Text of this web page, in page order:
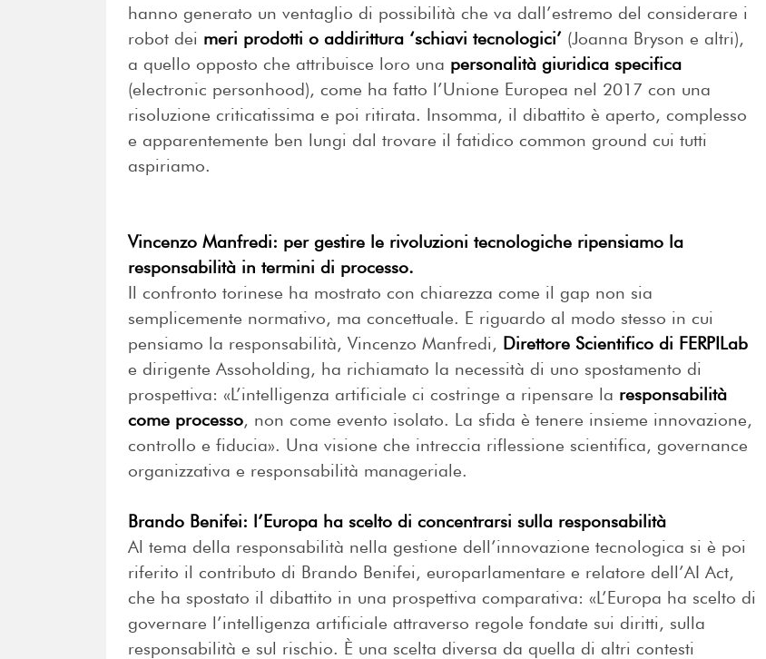
hanno generato un ventaglio di possibilità che va dall’estremo del considerare i
robot dei meri prodotti o addirittura ‘schiavi tecnologici’ (Joanna Bryson e altri),
a quello opposto che attribuisce loro una personalità giuridica specifica
(electronic personhood), come ha fatto l’Unione Europea nel 2017 con una
risoluzione criticatissima e poi ritirata. Insomma, il dibattito è aperto, complesso
e apparentemente ben lungi dal trovare il fatidico common ground cui tutti
aspiriamo.
Vincenzo Manfredi: per gestire le rivoluzioni tecnologiche ripensiamo la
responsabilità in termini di processo.
Il confronto torinese ha mostrato con chiarezza come il gap non sia
semplicemente normativo, ma concettuale. E riguardo al modo stesso in cui
pensiamo la responsabilità, Vincenzo Manfredi, Direttore Scientifico di FERPILab
e dirigente Assoholding, ha richiamato la necessità di uno spostamento di
prospettiva: «L’intelligenza artificiale ci costringe a ripensare la responsabilità
come processo, non come evento isolato. La sfida è tenere insieme innovazione,
controllo e fiducia». Una visione che intreccia riflessione scientifica, governance
organizzativa e responsabilità manageriale.
Brando Benifei: l’Europa ha scelto di concentrarsi sulla responsabilità
Al tema della responsabilità nella gestione dell’innovazione tecnologica si è poi
riferito il contributo di Brando Benifei, europarlamentare e relatore dell’AI Act,
che ha spostato il dibattito in una prospettiva comparativa: «L’Europa ha scelto di
governare l’intelligenza artificiale attraverso regole fondate sui diritti, sulla
responsabilità e sul rischio. È una scelta diversa da quella di altri contesti